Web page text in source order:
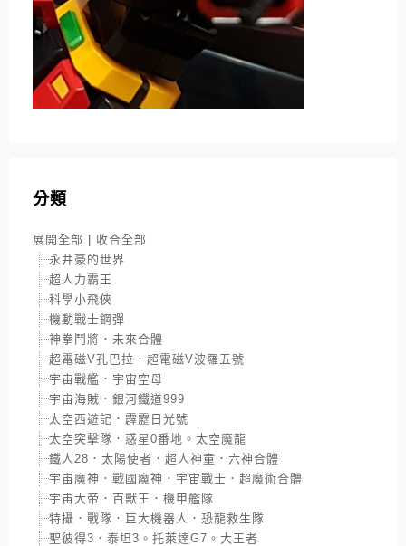
分類
展開全部 | 收合全部
永井豪的世界
超人力霸王
科學小飛俠
機動戰士鋼彈
神拳鬥將．未來合體
超電磁V孔巴拉．超電磁V波羅五號
宇宙戰艦．宇宙空母
宇宙海賊．銀河鐵道999
太空西遊記．霹靂日光號
太空突擊隊．惑星0番地。太空魔龍
鐵人28．太陽使者．超人神童．六神合體
宇宙魔神．戰國魔神．宇宙戰士．超魔術合體
宇宙大帝．百獸王．機甲艦隊
特攝．戰隊．巨大機器人．恐龍救生隊
聖彼得3．泰坦3。托萊達G7。大王者